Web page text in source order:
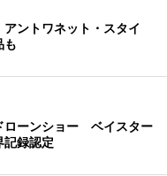
ントワネット・スタイ
も
ローンショー ベイスター
記録認定